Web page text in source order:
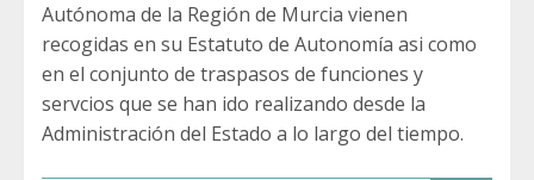
Autónoma de la Región de Murcia vienen
recogidas en su Estatuto de Autonomía asi como
en el conjunto de traspasos de funciones y
servcios que se han ido realizando desde la
Administración del Estado a lo largo del tiempo.